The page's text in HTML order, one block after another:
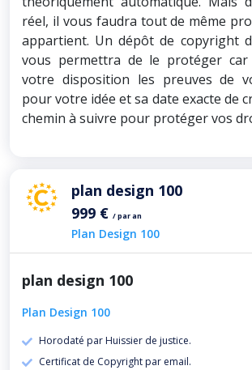
réel, il vous faudra tout de même
appartient. Un dépôt de copyright
vous permettra de le protéger
votre disposition les preuves de
pour votre idée et sa date exacte de
chemin à suivre pour protéger vos
plan design 100
999 € / par an
Plan Design 100
plan design 100
Plan Design 100
Horodaté par Huissier de justice.
Certificat de Copyright par email.